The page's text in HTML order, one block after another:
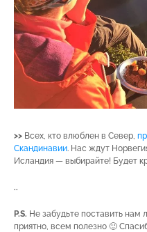
>> Всех, кто влюблен в Север,
Скандинавии. Нас ждут
Исландия — выбирайте! Будет
..
P.S. Не забудьте поставить нам
приятно, всем полезно 🙂